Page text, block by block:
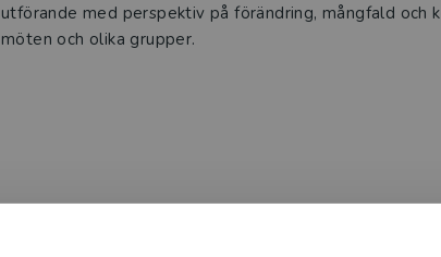
utförande med perspektiv på förändring, mångfald och
möten och olika grupper.